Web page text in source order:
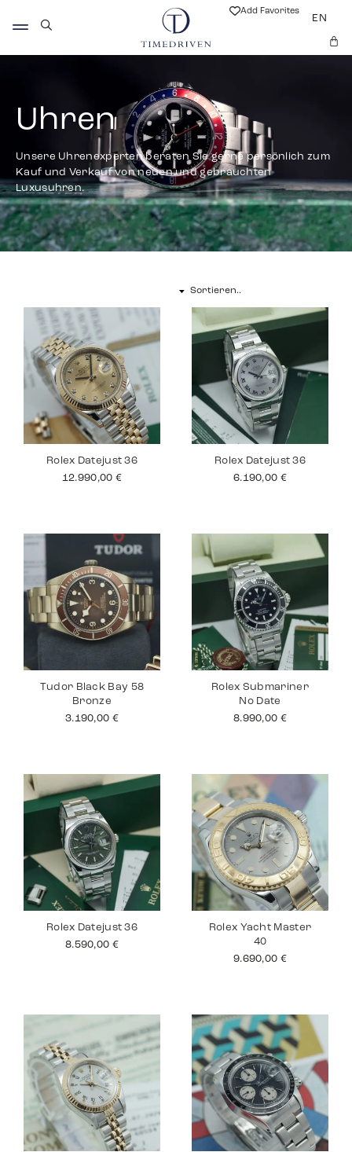
Add Favorites
EN
Uhren
Unsere Uhrenexperten beraten Sie gerne persönlich zum
Kauf und Verkauf von neuen und gebrauchten
Luxusuhren.
Rolex Datejust 36
12.990,00 €
Rolex Datejust 36
6.190,00 €
Tudor Black Bay 58
Bronze
3.190,00 €
Rolex Submariner
No Date
8.990,00 €
Rolex Datejust 36
8.590,00 €
Rolex Yacht Master
40
9.690,00 €